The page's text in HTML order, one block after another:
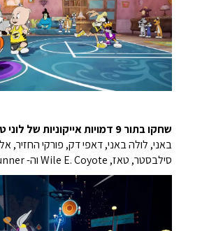
שחקו בתור 9 דמויות אייקוניות של לוני טונז:
באני, לולה באני, דאפי דק, פורקי החזיר,
סילבסטר, טאז, Wile E. Coyote וה- Road Runner.